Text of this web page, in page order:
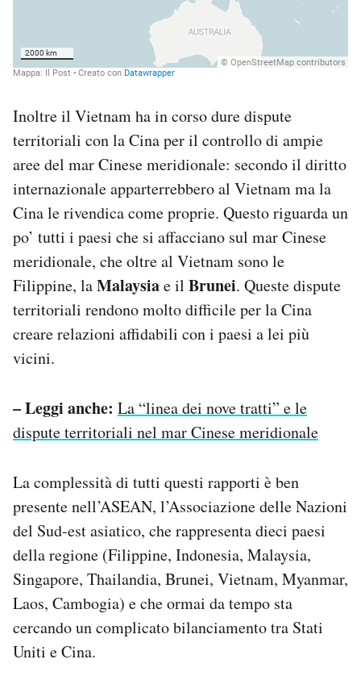
Inoltre il Vietnam ha in corso dure dispute
territoriali con la Cina per il controllo di ampie
aree del mar Cinese meridionale: secondo il diritto
internazionale apparterrebbero al Vietnam ma la
Cina le rivendica come proprie. Questo riguarda un
po’ tutti i paesi che si affacciano sul mar Cinese
meridionale, che oltre al Vietnam sono le
Filippine, laMalaysiae il Brunei. Queste dispute
territoriali rendono molto difficile per la Cina
creare relazioni affidabili con i paesi a lei più
vicini.
– Leggi anche: La “linea dei nove tratti” e le
dispute territoriali nel mar Cinese meridionale
La complessità di tutti questi rapporti è ben
presente nell’ASEAN, l’Associazione delle Nazioni
del Sud-est asiatico, che rappresenta dieci paesi
della regione (Filippine, Indonesia, Malaysia,
Singapore, Thailandia, Brunei, Vietnam, Myanmar,
Laos, Cambogia) e che ormai da tempo sta
cercando un complicato bilanciamento tra Stati
Uniti e Cina.